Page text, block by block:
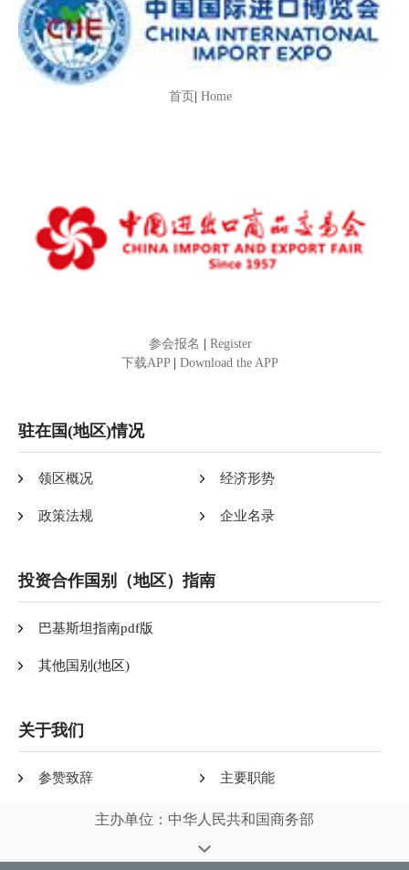
首页| Home
参会报名
Register
下载APP
Download the APP
驻在国(地区)情况
领区概况 经济形势
政策法规 企业名录
投资合作国别（地区）指南
巴基斯坦指南pdf版
其他国别(地区)
关于我们
参赞致辞 主要职能
主办单位：中华人民共和国商务部